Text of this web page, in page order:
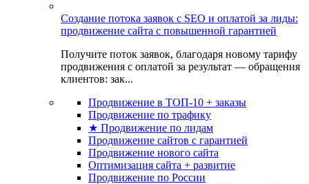
Создание потока заявок с SEO и оплатой за лиды:
продвижение сайта с повышенной гарантией
Получите поток заявок, благодаря новому тарифу
продвижения с оплатой за результат — обращения
клиентов: зак...
Продвижение в ТОП-10 + заказы
Продвижение по трафику
★ Продвижение по лидам
Продвижение сайтов с гарантией
Продвижение нового сайта
Оптимизация сайта + развитие
Продвижение по России